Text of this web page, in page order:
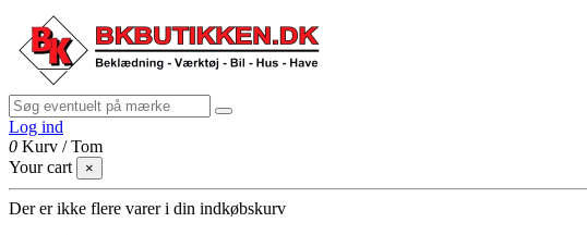
Log ind
0 Kurv /Tom
Your cart
×
Der er ikke flere varer i din indkøbskurv